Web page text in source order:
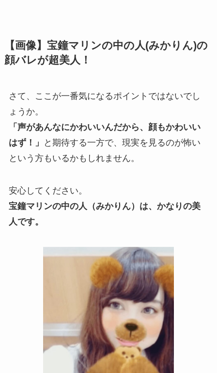
【画像】宝鐘マリンの中の人(みかりん)の
顔バレが超美人！
さて、ここが一番気になるポイントではないでし
ょうか。
「声があんなにかわいいんだから、顔もかわいい
はず！」
と期待する一方で、現実を見るのが怖い
という方もいるかもしれません。
安心してください。
宝鐘マリンの中の人（みかりん）は、かなりの美
人です。